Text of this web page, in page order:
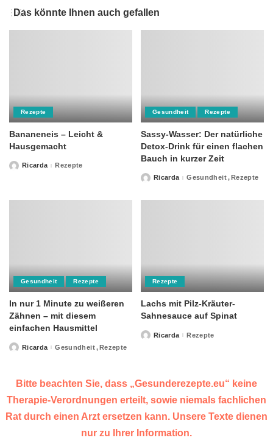
Das könnte Ihnen auch gefallen
Rezepte
Bananeneis – Leicht &
Hausgemacht
PostedRicarda Rezepte
Gesundheit Rezepte
Sassy-Wasser: Der natürliche
Detox-Drink für einen flachen
Bauch in kurzer Zeit
PostedRicarda Gesundheit Rezepte
Gesundheit Rezepte
In nur 1 Minute zu weißeren
Zähnen – mit diesem
einfachen Hausmittel
PostedRicarda Gesundheit Rezepte
Rezepte
Lachs mit Pilz-Kräuter-
Sahnesauce auf Spinat
PostedRicarda Rezepte
Bitte beachten Sie, dass „Gesunderezepte.eu“ keine
Therapie-Verordnungen erteilt, sowie niemals fachlichen
Rat durch einen Arzt ersetzen kann. Unsere Texte dienen
nur zu Ihrer Information.